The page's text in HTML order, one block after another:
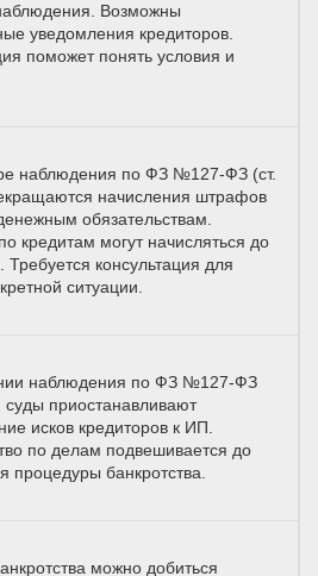
Возможны
уведомления кредиторов.
поможет понять условия и
наблюдения по ФЗ №127-ФЗ (ст.
начисления штрафов
обязательствам.
кредитам могут начисляться до
Требуется консультация для
ситуации.
наблюдения по ФЗ №127-ФЗ
суды приостанавливают
исков кредиторов к ИП.
по делам подвешивается до
процедуры банкротства.
можно добиться